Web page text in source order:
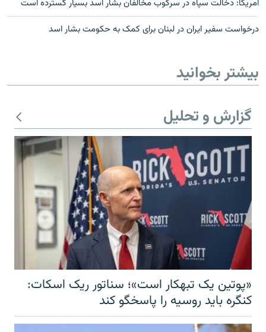
آمریکا: دخالت سپاه در سرکوب مخالفان بشار اسد بسیار گسترده است
درخواست سفیر ایران در لبنان برای کمک به حکومت بشار اسد
بیشتر بخوانید
گزارش و تحلیل
«پوتین یک تبهکار است»؛ سناتور ریک اسکات:
کنگره باید روسیه را پاسخگو کند